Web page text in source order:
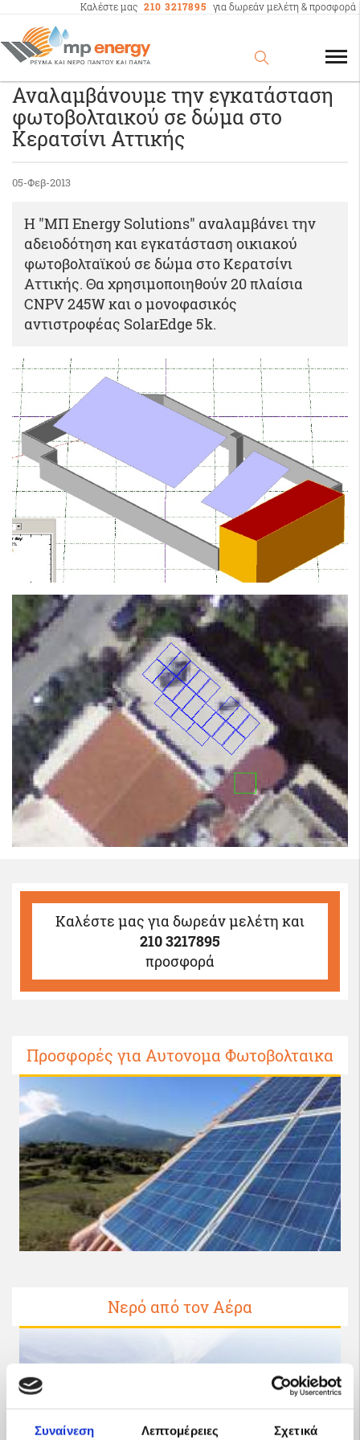
Συναίνεση Λεπτομέρειες Σχετικά
Καλέστε μας 210 3217895 για δωρεάν μελέτη & προσφορά
Αναλαμβάνουμε την εγκατάσταση
φωτοβολταικού σε δώμα στο
Κερατσίνι Αττικής
05-Φεβ-2013
Η "ΜΠ Energy Solutions" αναλαμβάνει την
αδειοδότηση και εγκατάσταση οικιακού
φωτοβολταϊκού σε δώμα στo Κερατσίνι
Αττικής. Θα χρησιμοποιηθούν 20 πλαίσια
CNPV 245W και o μονοφασικός
αντιστροφέας SolarEdge 5k.
Καλέστε μας
210 3217895
για δωρεάν μελέτη και
προσφορά
Προσφορές για Αυτονομα Φωτοβολταικα
Νερό από τον Αέρα